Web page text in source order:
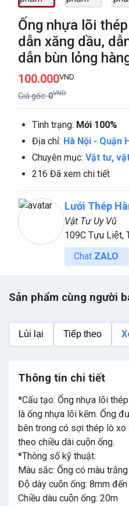
Ống nhựa lõi
dẫn xăng dầu,
dẫn bùn lỏng
100.000VND
Giá gốc:0VND
Tình trạng: Mới 100%
Địa chỉ: Hà Nội - Quận
Chuyên mục: Vật tư,
216 Đã xem chi tiết
Lưới Thép
Vật Tư Uy Vũ
109C Tựu Liệt,
Chat ZALO
Sản phẩm cùng người
Lùi lại Tiếp theo
Thông tin chi tiết
*Cấu tạo: Ống nhựa lõi
là ống nhựa lõi kẽm. Ống
bên trong có sợi thép lò
theo chiều dài cuộn ống.
*Thông số kỹ thuật:
Màu sắc: Ống có màu
Độ dày cuộn ống: 8mm
Chiều dàu cuộn ống: 20m